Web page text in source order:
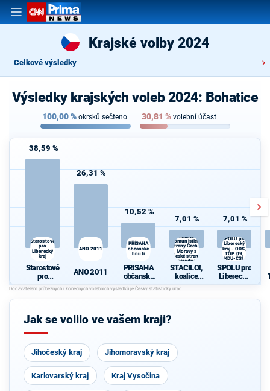
Krajské volby 2024
Celkové výsledky
Výsledky krajských voleb 2024: Bohatice
100,00% okrsků sečteno 30,81 % volební účast
38,59 %
Starostové
pro
Liberecký
kraj
Starostové
pro
Liberecký
kraj
26,31 %
ANO 2011
ANO 2011
10,52 %
PŘÍSAHA
občanské
hnutí
PŘÍSAHA
občanské
hnutí
7,01 %
STAČILO!,
koalice
Komunistické
strany Čech a
Moravy a
České strany
národně
sociální
STAČILO!,
koalice
Komunisti
cké strany
Čech a
sociální
7,01 %
SPOLU pro
Liberecký
kraj - ODS,
TOP 09,
KDU-ČSL
SPOLU pro
Liberecký
kraj - ODS,
KDU-ČSL
Jak se volilo ve vašem kraji?
Jihočeský kraj Jihomoravský kraj
Karlovarský kraj Kraj Vysočina